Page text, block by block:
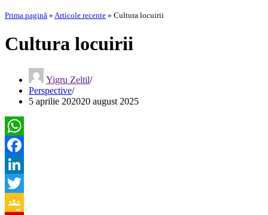
Prima pagină » Articole recente » Cultura locuirii
Cultura locuirii
Yigru Zeltil
Perspective
5 aprilie 202020 august 2025
WhatsApp
Facebook
LinkedIn
Twitter